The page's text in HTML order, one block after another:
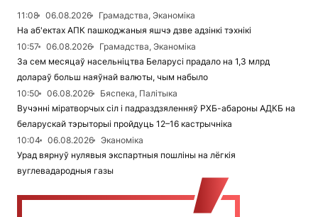
11:08 06.08.2026
Грамадства, Эканоміка
На аб'ектах АПК пашкоджаныя яшчэ дзве адзінкі тэхнікі
10:57
06.08.2026
Грамадства, Эканоміка
За сем месяцаў насельніцтва Беларусі прадало на 1,3 млрд
долараў больш наяўнай валюты, чым набыло
10:50
06.08.2026
Бяспека, Палітыка
Вучэнні міратворчых сіл і падраздзяленняў РХБ-абароны АДКБ на
беларускай тэрыторыі пройдуць 12–16 кастрычніка
10:04
06.08.2026
Эканоміка
Урад вярнуў нулявыя экспартныя пошліны на лёгкія
вуглевадародныя газы